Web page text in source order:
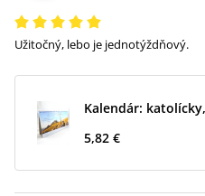
Kalendár:
5,82 €
Užitočný, lebo je jednotýždňový.